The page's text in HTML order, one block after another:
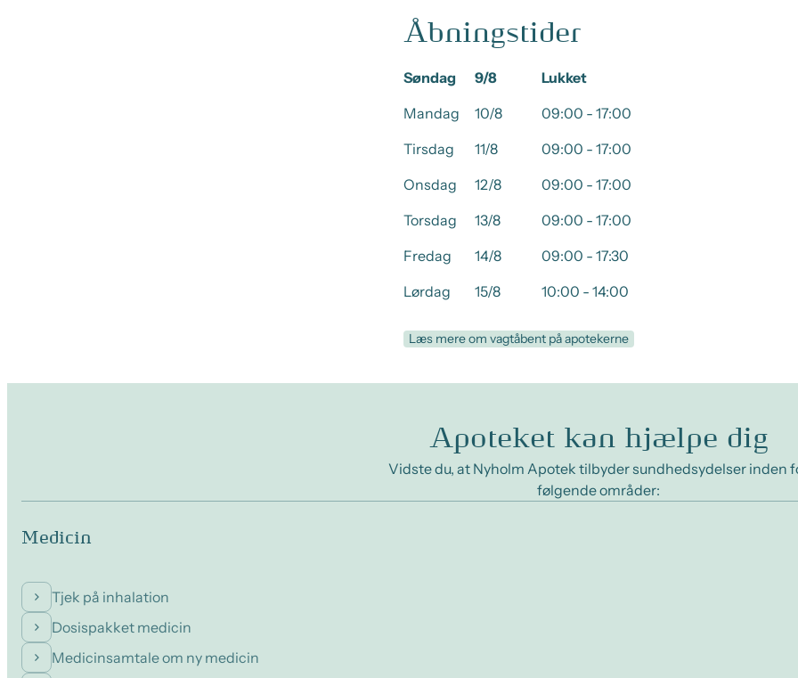
Åbningstider
Søndag 9/8
Lukket
Mandag
10/8
09:00 - 17:00
Tirsdag
11/8
09:00 - 17:00
Onsdag
12/8
09:00 - 17:00
Torsdag
13/8
09:00 - 17:00
Fredag
14/8
09:00 - 17:30
Lørdag
15/8 10:00 - 14:00
Læs mere om vagtåbent på apotekerne
Apoteket kan hjælpe dig
Vidste du, at Nyholm Apotek tilbyder sundhedsydelser inden
følgende områder:
Medicin
Tjek på inhalation
Dosispakket medicin
Medicinsamtale om ny medicin